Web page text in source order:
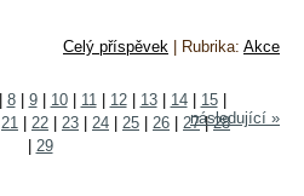
Celý příspěvek Rubrika: Akce
8 9 10 11 12 13 14 15
21 22 23 24 25 26 27 | 28
29
následující »